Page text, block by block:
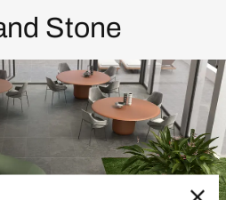
Stone